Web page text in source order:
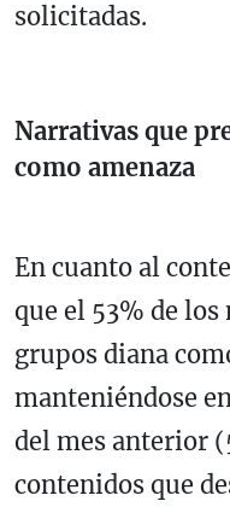
solicitadas.
Narrativas que
como amenaza
En cuanto al
que el 53% de los
grupos diana
manteniéndose
del mes anterior
contenidos que